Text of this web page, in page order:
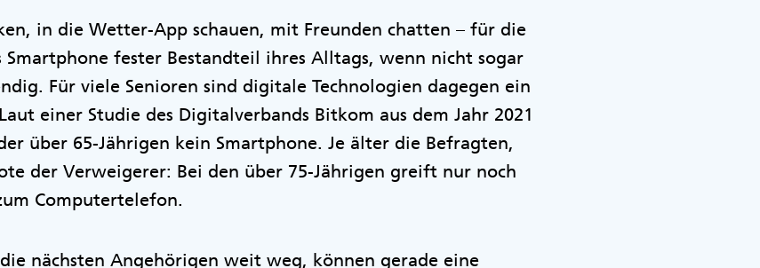
in die Wetter-App schauen, mit Freunden chatten – für die
Smartphone fester Bestandteil ihres Alltags, wenn nicht sogar
Für viele Senioren sind digitale Technologien dagegen ein
einer Studie des Digitalverbands Bitkom aus dem Jahr 2021
über 65-Jährigen kein Smartphone. Je älter die Befragten,
der Verweigerer: Bei den über 75-Jährigen greift nur noch
Computertelefon.
nächsten Angehörigen weit weg, können gerade eine